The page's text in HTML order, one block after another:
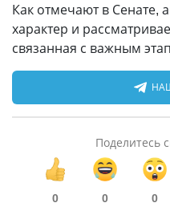
Как отмечают в Сенате,
характер и
связанная с важным
Поделитесь
0 0 0